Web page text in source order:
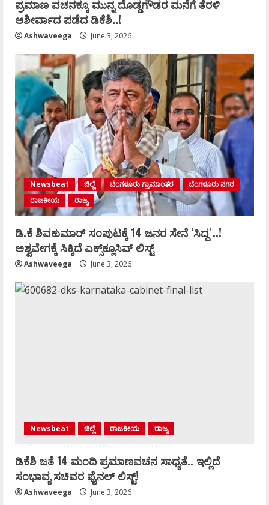
ಪ್ರಮಾಣ ವಚನಕ್ಕೂ ಮುನ್ನ ದೊಡ್ಡಗೌಡರ ಮನೆಗೆ ತೆರಳಿ
ಆಶೀರ್ವಾದ ಪಡೆದ ಡಿಕೆಶಿ..!
Ashwaveega June 3, 2026
Newsbeat ಜಿಲ್ಲೆ ಬೆಂಗಳೂರು ಗ್ರಾಮಾಂತರ
ಬೆಂಗಳೂರು ನಗರ
ರಾಜಕೀಯ
ರಾಜ್ಯ
ಡಿ.ಕೆ ಶಿವಕುಮಾರ್‌ ಸಂಪುಟಕ್ಕೆ 14 ಜನರ ಸೇನೆ ʻಸಿದ್ದʼ..!
ಅಶ್ವವೇಗಕ್ಕೆ ಸಿಕ್ಕಿದೆ ಎಕ್ಸ್‌ಕ್ಲೂಸಿವ್‌ ಲಿಸ್ಟ್‌
Ashwaveega June 3, 2026
Newsbeat ಜಿಲ್ಲೆ ರಾಜಕೀಯ ರಾಜ್ಯ
ಡಿಕೆಶಿ ಜತೆ 14 ಮಂದಿ ಪ್ರಮಾಣವಚನ ಸಾಧ್ಯತೆ.. ಇಲ್ಲಿದೆ
ಸಂಭಾವ್ಯ ಸಚಿವರ ಫೈನಲ್ ಲಿಸ್ಟ್‌!
Ashwaveega June 3, 2026